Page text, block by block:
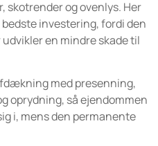
og ovenlys. Her
investering, fordi den
en mindre skade til
med presenning,
oprydning, så ejendommen
i, mens den permanente